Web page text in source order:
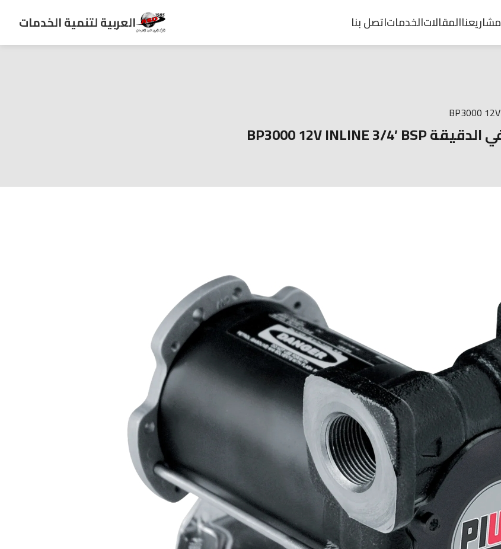
مشاريعناالمقالاتالخدماتاتصل بنا العربية لتنمية الخدمات